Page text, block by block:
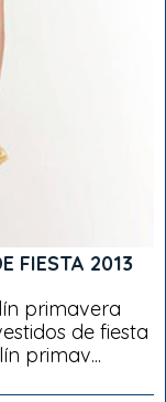
FIESTA 2013
primavera
de fiesta
primav...